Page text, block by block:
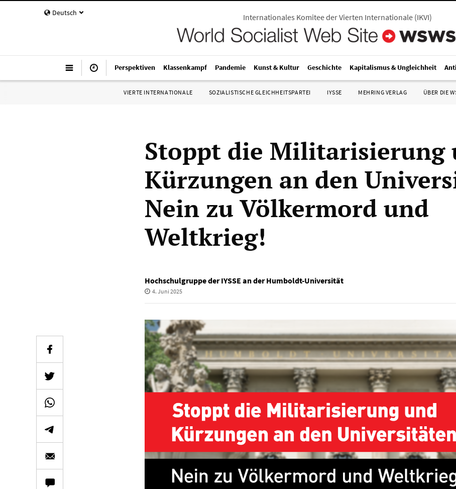
Deutsch Internationales Komitee der Vierten Internationale (IKVI)
Perspektiven Klassenkampf Pandemie Kunst & Kultur Geschichte Kapitalismus & Ungleichheit
VIERTE INTERNATIONALE SOZIALISTISCHE GLEICHHEITSPARTEI IYSSE MEHRING VERLAG ÜBER DIE
Stoppt die Militarisierung
Kürzungen an den
Nein zu Völkermord und
Weltkrieg!
Hochschulgruppe der IYSSE an der Humboldt-Universität
4. Juni 2025